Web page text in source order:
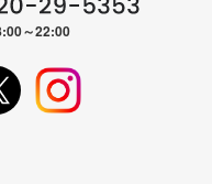
～22:00